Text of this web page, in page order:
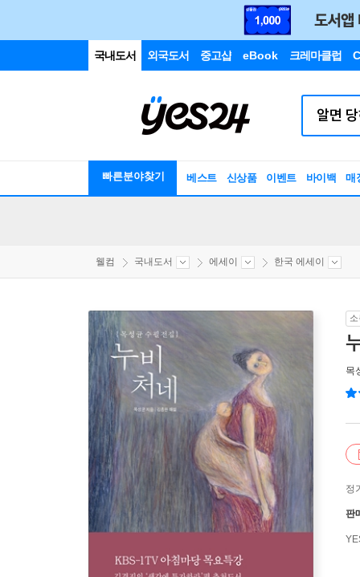
국내도서 외국도서 중고샵 eBook 크레마클럽
빠른분야찾기 베스트 신상품 이벤트 바이백 매
웰컴 국내도서 에세이 한국 에세이
목
정
판